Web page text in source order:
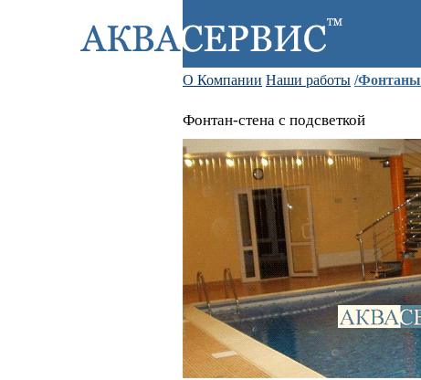
О Компании Наши работы /Фонтаны
Фонтан-стена с подсветкой